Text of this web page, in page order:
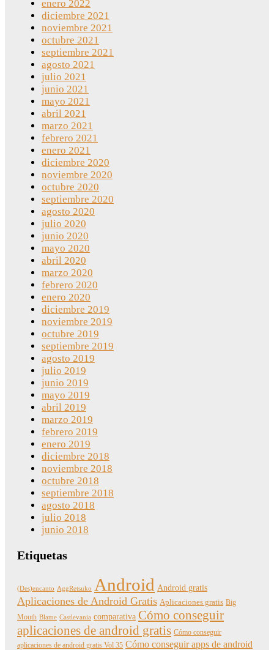
enero 2022
diciembre 2021
noviembre 2021
octubre 2021
septiembre 2021
agosto 2021
julio 2021
junio 2021
mayo 2021
abril 2021
marzo 2021
febrero 2021
enero 2021
diciembre 2020
noviembre 2020
octubre 2020
septiembre 2020
agosto 2020
julio 2020
junio 2020
mayo 2020
abril 2020
marzo 2020
febrero 2020
enero 2020
diciembre 2019
noviembre 2019
octubre 2019
septiembre 2019
agosto 2019
julio 2019
junio 2019
mayo 2019
abril 2019
marzo 2019
febrero 2019
enero 2019
diciembre 2018
noviembre 2018
octubre 2018
septiembre 2018
agosto 2018
julio 2018
junio 2018
Etiquetas
(Des)encanto AggRetsuko Android Android gratis
Aplicaciones de Android Gratis Aplicaciones gratis Big
Mouth Blame Castlevania comparativa Cómo conseguir
aplicaciones de android gratis Cómo conseguir
aplicaciones de android gratis Vol 35 Cómo conseguir apps de android